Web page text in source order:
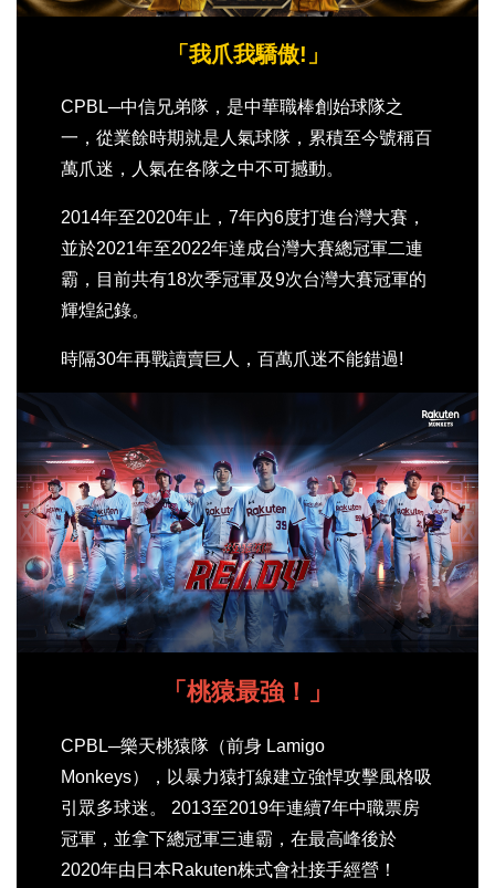
「我爪我驕傲!」
CPBL─中信兄弟隊，是中華職棒創始球隊之
一，從業餘時期就是人氣球隊，累積至今號稱百
萬爪迷，人氣在各隊之中不可撼動。
2014年至2020年止，7年內6度打進台灣大賽，
並於2021年至2022年達成台灣大賽總冠軍二連
霸，目前共有18次季冠軍及9次台灣大賽冠軍的
輝煌紀錄。
時隔30年再戰讀賣巨人，百萬爪迷不能錯過!
「桃猿最強！」
CPBL─樂天桃猿隊（前身 Lamigo
Monkeys），以暴力猿打線建立強悍攻擊風格吸
引眾多球迷。 2013至2019年連續7年中職票房
冠軍，並拿下總冠軍三連霸，在最高峰後於
2020年由日本Rakuten株式會社接手經營！